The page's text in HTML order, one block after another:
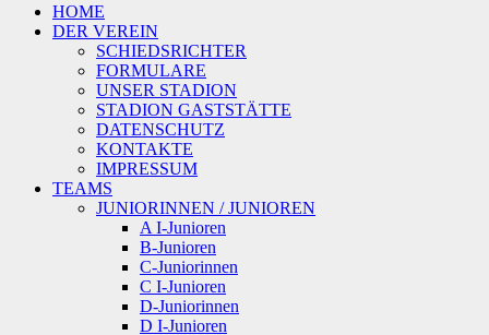
HOME
DER VEREIN
SCHIEDSRICHTER
FORMULARE
UNSER STADION
STADION GASTSTÄTTE
DATENSCHUTZ
KONTAKTE
IMPRESSUM
TEAMS
JUNIORINNEN / JUNIOREN
A I-Junioren
B-Junioren
C-Juniorinnen
C I-Junioren
D-Juniorinnen
D I-Junioren